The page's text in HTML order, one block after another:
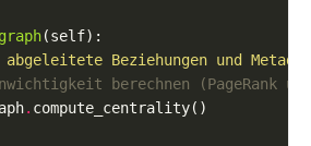
abgeleitete Beziehungen und
berechnen (PageRank
.